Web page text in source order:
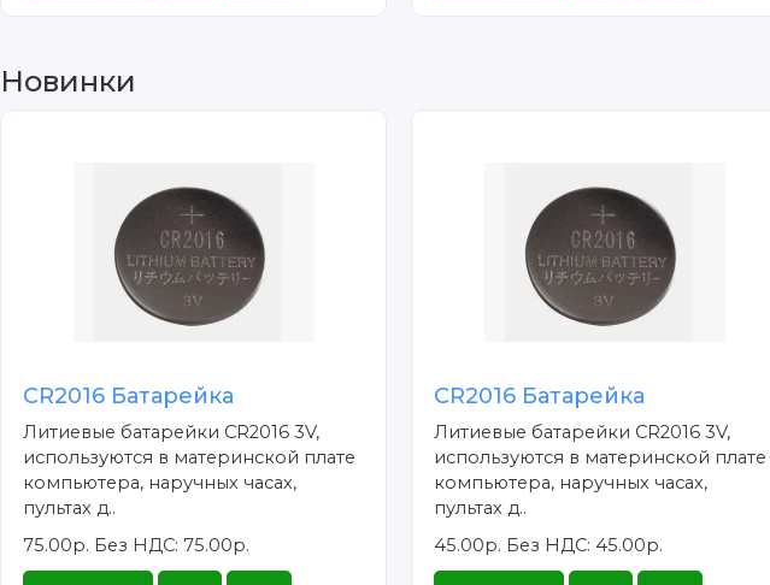
Новинки
CR2016 Батарейка
Литиевые батарейки CR2016 3V,
используются в материнской плате
компьютера, наручных часах,
пультах д..
75.00р. Без НДС: 75.00р.
CR2016 Батарейка
Литиевые батарейки CR2016 3V,
используются в материнской плате
компьютера, наручных часах,
пультах д..
45.00р. Без НДС: 45.00р.